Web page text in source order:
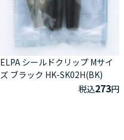
ELPA シールドクリップ Mサイ
ズ ブラック HK-SK02H(BK)
税込273円